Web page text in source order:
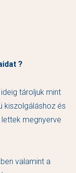
?
tároljuk mint
kiszolgáláshoz és
megnyerve
valamint a